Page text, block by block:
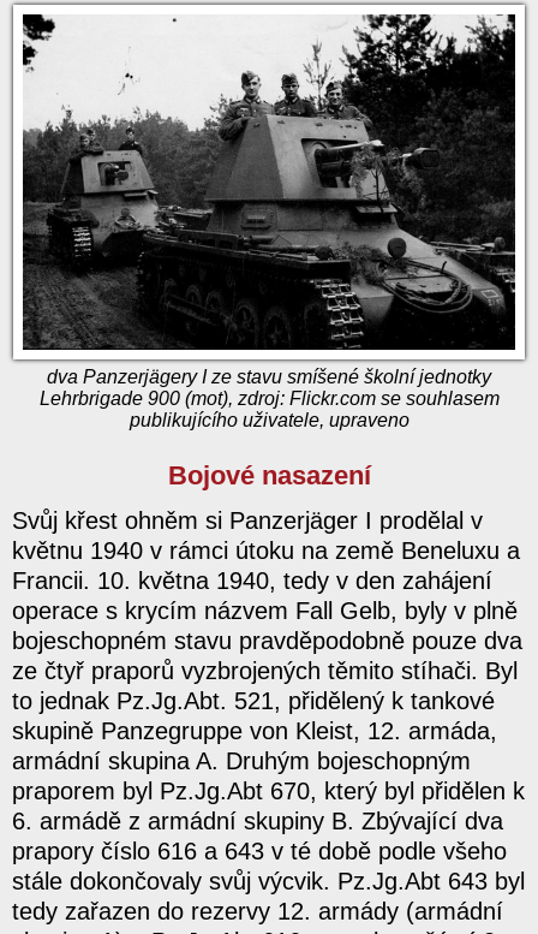
dva Panzerjägery I ze stavu smíšené školní jednotky
Lehrbrigade 900 (mot), zdroj: Flickr.com se souhlasem
publikujícího uživatele, upraveno
Bojové nasazení
Svůj křest ohněm si Panzerjäger I prodělal v
květnu 1940 v rámci útoku na země Beneluxu a
Francii. 10. května 1940, tedy v den zahájení
operace s krycím názvem Fall Gelb, byly v plně
bojeschopném stavu pravděpodobně pouze dva
ze čtyř praporů vyzbrojených těmito stíhači. Byl
to jednak Pz.Jg.Abt. 521, přidělený k tankové
skupině Panzegruppe von Kleist, 12. armáda,
armádní skupina A. Druhým bojeschopným
praporem byl Pz.Jg.Abt 670, který byl přidělen k
6. armádě z armádní skupiny B. Zbývající dva
prapory číslo 616 a 643 v té době podle všeho
stále dokončovaly svůj výcvik. Pz.Jg.Abt 643 byl
tedy zařazen do rezervy 12. armády (armádní